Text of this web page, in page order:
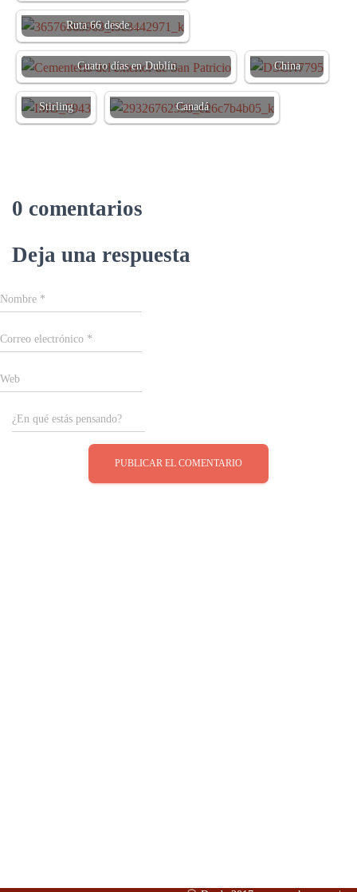
El Gran Cañón del Colorado y la
Ruta 66 desde…
Cuatro días en Dublín
China
Qué hacer en
un día en
Stirling
Quince días en la costa este de
Canadá
0 comentarios
Deja una respuesta
Nombre *
Correo electrónico *
Web
¿En qué estás pensando?